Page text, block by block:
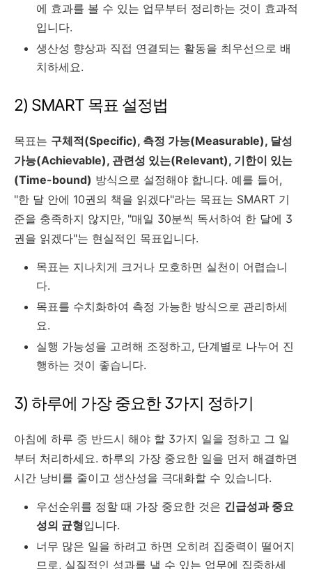
에 효과를 볼 수 있는 업무부터 정리하는 것이 효과적
입니다.
생산성 향상과 직접 연결되는 활동을 최우선으로 배
치하세요.
2) SMART 목표 설정법
목표는 구체적(Specific), 측정 가능(Measurable), 달성
가능(Achievable), 관련성 있는(Relevant), 기한이 있는
(Time-bound) 방식으로 설정해야 합니다. 예를 들어,
"한 달 안에 10권의 책을 읽겠다"라는 목표는 SMART 기
준을 충족하지 않지만, "매일 30분씩 독서하여 한 달에 3
권을 읽겠다"는 현실적인 목표입니다.
목표는 지나치게 크거나 모호하면 실천이 어렵습니
다.
목표를 수치화하여 측정 가능한 방식으로 관리하세
요.
실행 가능성을 고려해 조정하고, 단계별로 나누어 진
행하는 것이 좋습니다.
3) 하루에 가장 중요한 3가지 정하기
아침에 하루 중 반드시 해야 할 3가지 일을 정하고 그 일
부터 처리하세요. 하루의 가장 중요한 일을 먼저 해결하면
시간 낭비를 줄이고 생산성을 극대화할 수 있습니다.
우선순위를 정할 때 가장 중요한 것은 긴급성과 중요
성의 균형입니다.
너무 많은 일을 하려고 하면 오히려 집중력이 떨어지
므로, 실질적인 성과를 낼 수 있는 업무에 집중하세